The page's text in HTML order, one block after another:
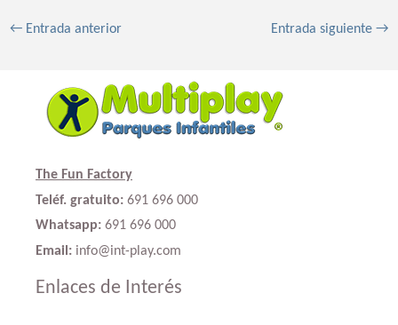
←Entrada anterior Entrada siguiente→
The Fun Factory
Teléf. gratuito: 691 696 000
Whatsapp: 691 696 000
Email: info@int-play.com
Enlaces de Interés